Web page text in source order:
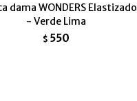
dama WONDERS Elastizado
- Verde Lima
$ 550